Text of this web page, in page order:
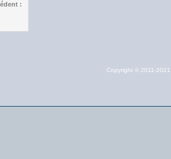
:
Copyright © 2011-